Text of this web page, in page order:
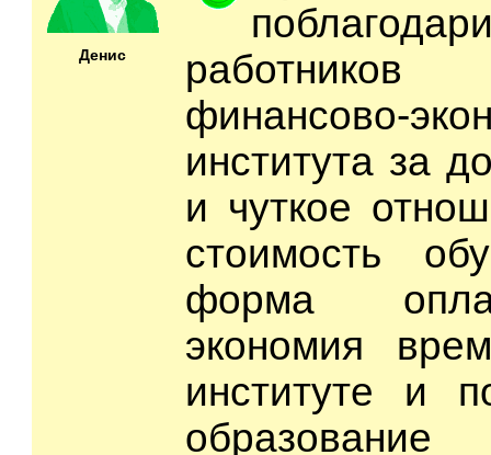
Денис
работников
финансово-
института за
и чуткое
стоимость
форма
экономия
институте и